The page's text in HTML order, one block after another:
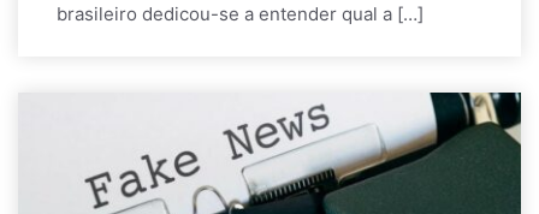
brasileiro dedicou-se a entender qual a […]